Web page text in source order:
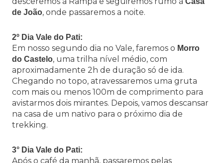
de João, onde passaremos a noite.
2º Dia Vale do Pati:
Em nosso segundo dia no Vale, faremos o Morro
do Castelo, uma trilha nível médio, com
aproximadamente 2h de duração só de ida.
Chegando no topo, atravessaremos uma gruta
com mais ou menos 100m de comprimento para
avistarmos dois mirantes. Depois, vamos descansar
na casa de um nativo para o próximo dia de
trekking.
3° Dia Vale do Pati:
Após o café da manhã, passaremos pelas